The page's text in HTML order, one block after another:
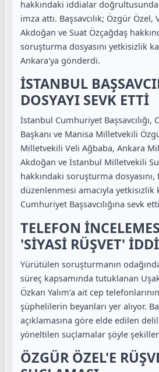
hakkındaki iddialar
imza attı. Başsavcılık; Özgür
Akdoğan ve Suat Özçağdaş
soruşturma dosyasını yetkisizlik
Ankara'ya gönderdi.
İSTANBUL
DOSYAYI SEVK ETTİ
İstanbul Cumhuriyet Başsavcılığı,
Başkanı ve Manisa Milletvekili
Milletvekili Veli Ağbaba, Ankara
Akdoğan ve İstanbul Milletvekili
hakkındaki soruşturma dosyasını,
düzenlenmesi amacıyla yetkisizlik
Cumhuriyet Başsavcılığına sevk
TELEFON
'SİYASİ RÜŞVET'
Yürütülen soruşturmanın
süreç kapsamında tutuklanan
Özkan Yalım’a ait cep
şüphelilerin beyanları yer alıyor.
açıklamasına göre elde edilen
yöneltilen suçlamalar şöyle
ÖZGÜR ÖZEL'E